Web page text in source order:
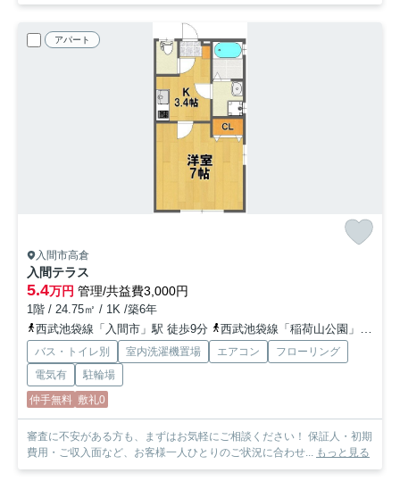
アパート
入間市高倉
入間テラス
5.4万円 管理/共益費3,000円
1階 / 24.75㎡ / 1K /築6年
西武池袋線「入間市」駅 徒歩9分
西武池袋線「稲荷山公園」駅 徒歩26分
バス・トイレ別 室内洗濯機置場 エアコン
フローリング
電気有
駐輪場
仲手無料 敷礼0
審査に不安がある方も、まずはお気軽にご相談ください！ 保証人・初期
費用・ご収入面など、お客様一人ひとりのご状況に合わせ... もっと見る